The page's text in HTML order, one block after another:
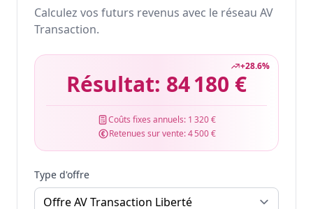
Calculez vos futurs revenus avec le réseau AV
Transaction.
+28.6%
Résultat: 84 180 €
Coûts fixes annuels: 1 320 €
Retenues sur vente:4 500 €
Type d'offre